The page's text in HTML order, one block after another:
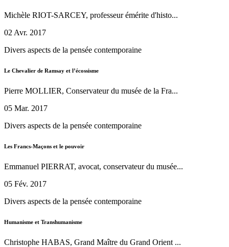
Michèle RIOT-SARCEY, professeur émérite d'histo...
02 Avr. 2017
Divers aspects de la pensée contemporaine
Le Chevalier de Ramsay et l’écossisme
Pierre MOLLIER, Conservateur du musée de la Fra...
05 Mar. 2017
Divers aspects de la pensée contemporaine
Les Francs-Maçons et le pouvoir
Emmanuel PIERRAT, avocat, conservateur du musée...
05 Fév. 2017
Divers aspects de la pensée contemporaine
Humanisme et Transhumanisme
Christophe HABAS, Grand Maître du Grand Orient ...